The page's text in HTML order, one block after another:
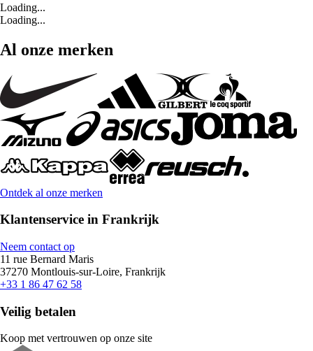
Loading...
Loading...
Al onze merken
Ontdek al onze merken
Klantenservice in Frankrijk
Neem contact op
11 rue Bernard Maris
37270 Montlouis-sur-Loire, Frankrijk
+33 1 86 47 62 58
Veilig betalen
Koop met vertrouwen op onze site